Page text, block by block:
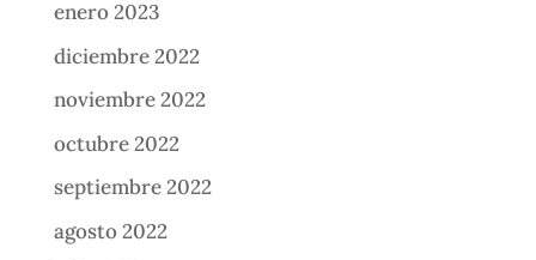
enero 2023
diciembre 2022
noviembre 2022
octubre 2022
septiembre 2022
agosto 2022